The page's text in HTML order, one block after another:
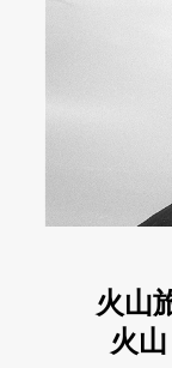
火山
火